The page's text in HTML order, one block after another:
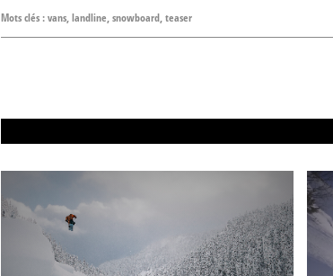
Mots clés :vans,landline,snowboard,teaser